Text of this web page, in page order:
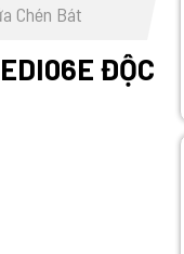
Chén Bát
ĐỘC